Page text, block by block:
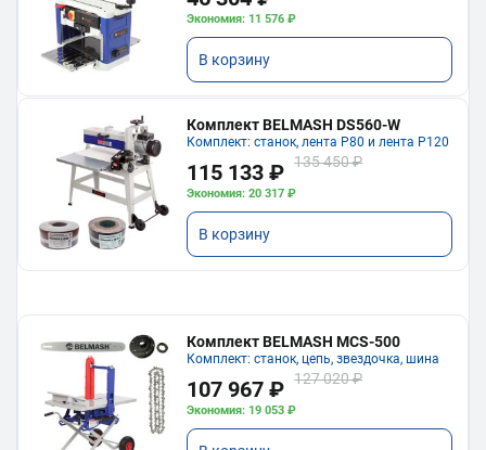
Экономия: 11 576 ₽
В корзину
Комплект BELMASH DS560-W
Комплект: станок, лента P80 и лента P120
115 133 ₽ 135 450 ₽
Экономия: 20 317 ₽
В корзину
Комплект BELMASH MCS-500
Комплект: станок, цепь, звездочка, шина
107 967 ₽ 127 020 ₽
Экономия: 19 053 ₽